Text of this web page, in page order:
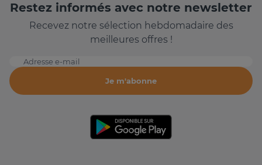
Restez informés avec notre newsletter
Recevez notre sélection hebdomadaire des
meilleures offres !
Adresse e-mail
Je m'abonne